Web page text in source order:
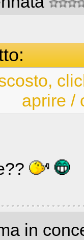
aprire /
in